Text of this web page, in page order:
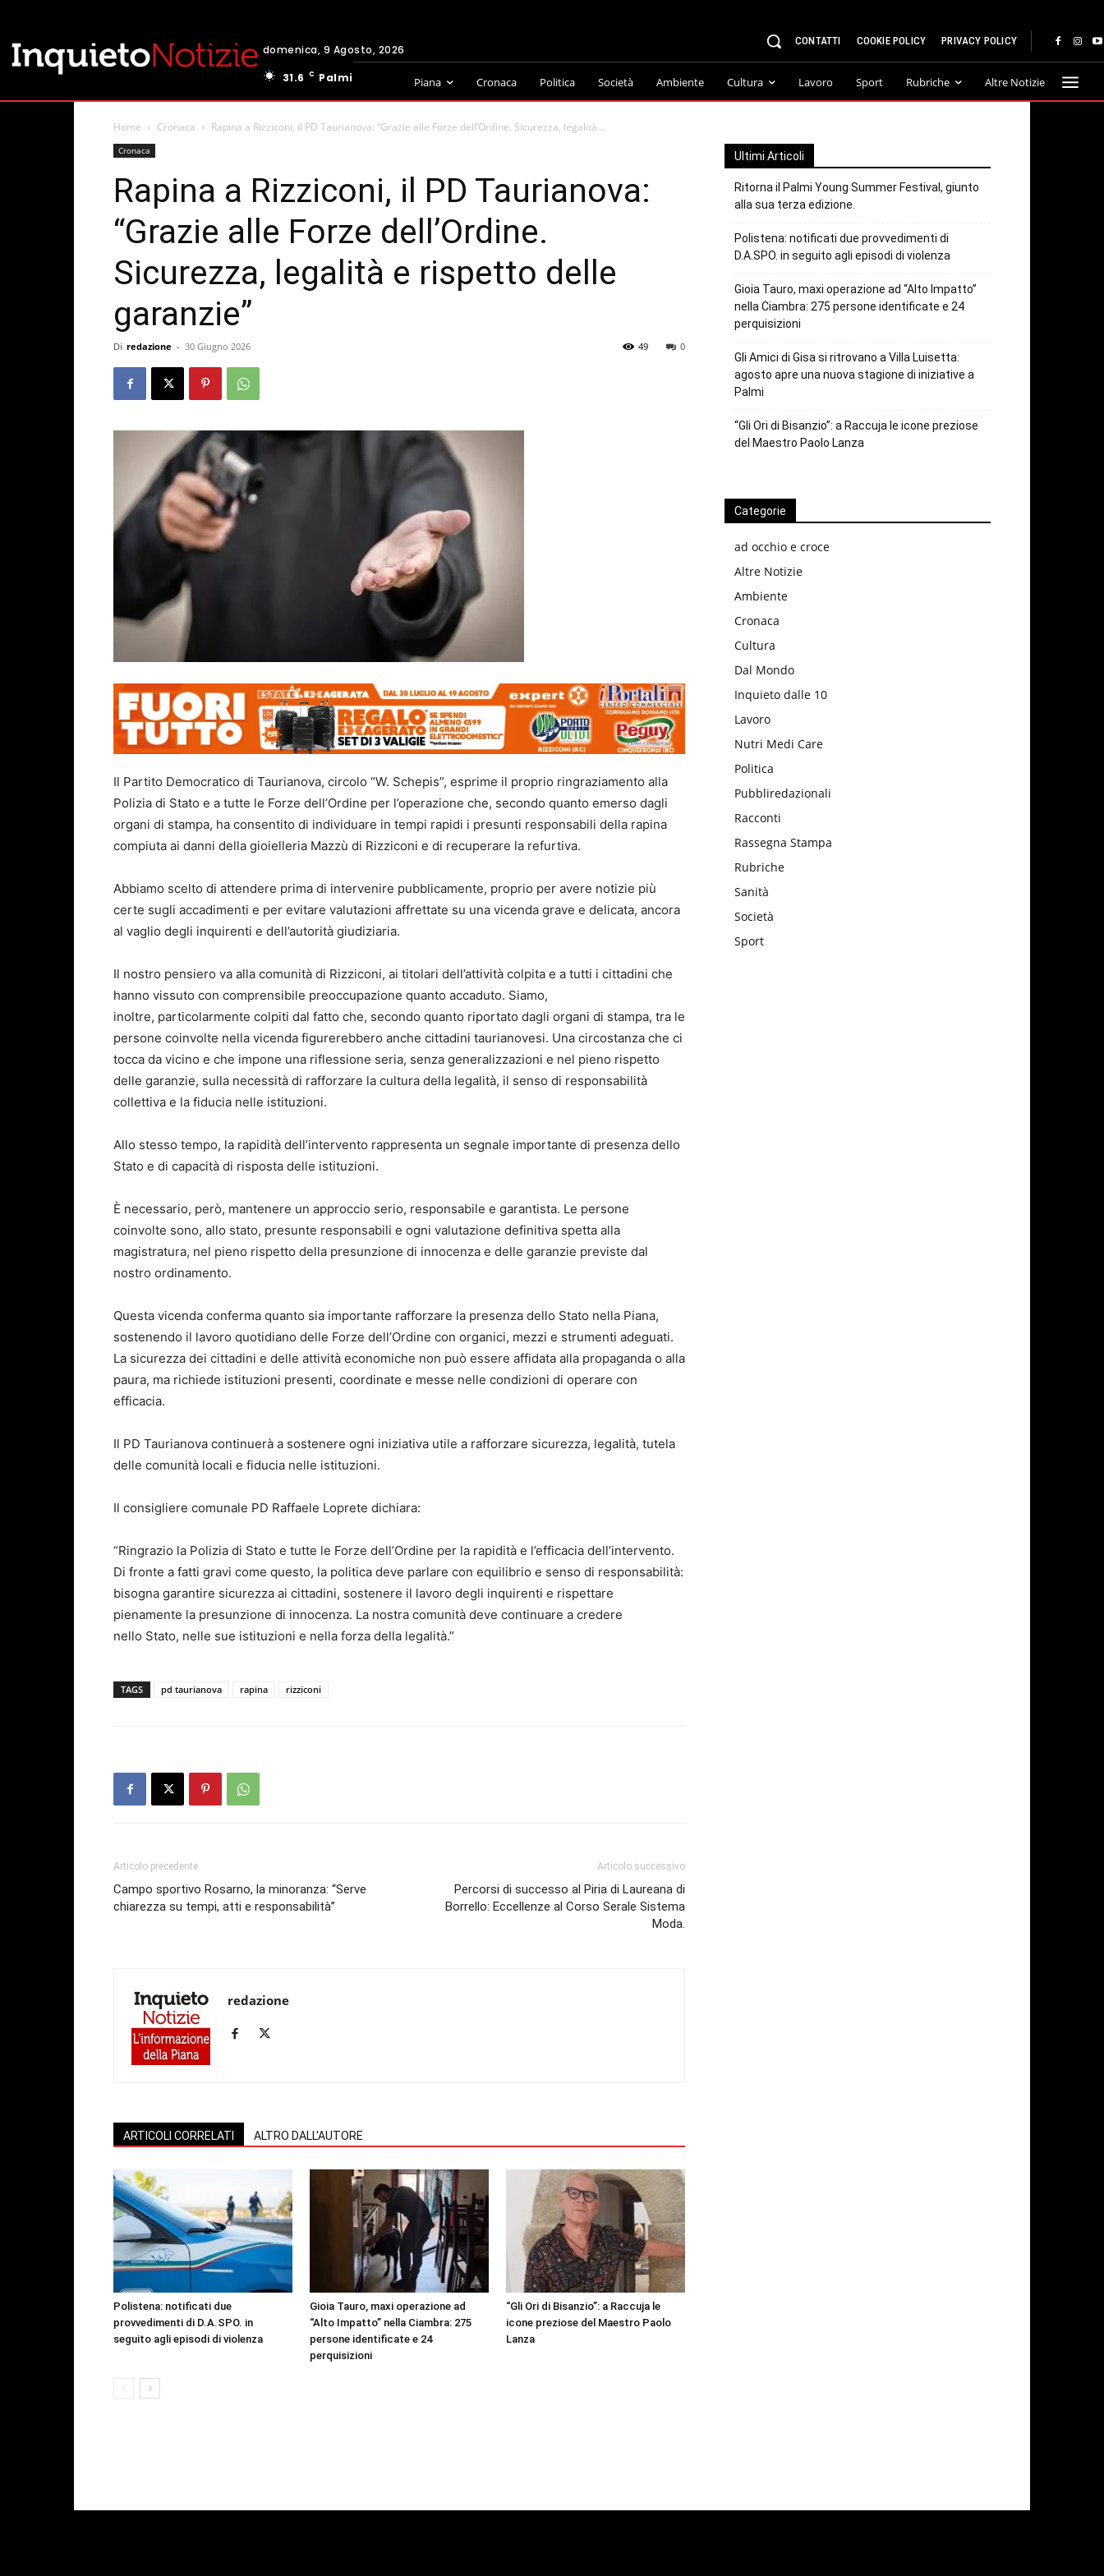
domenica, 9 Agosto, 2026
31.6
C Palmi
CONTATTI COOKIE POLICY PRIVACY POLICY
Piana Cronaca Politica Società Ambiente Cultura Lavoro Sport Rubriche Altre Notizie
Home Cronaca Rapina a Rizziconi, il PD Taurianova: “Grazie alle Forze dell’Ordine. Sicurezza, legalità...
Cronaca
Rapina a Rizziconi, il PD Taurianova:
“Grazie alle Forze dell’Ordine.
Sicurezza, legalità e rispetto delle
garanzie”
Di redazione - 30 Giugno 2026 0
49
Il Partito Democratico di Taurianova, circolo “W. Schepis”, esprime il proprio ringraziamento alla
Polizia di Stato e a tutte le Forze dell’Ordine per l’operazione che, secondo quanto emerso dagli
organi di stampa, ha consentito di individuare in tempi rapidi i presunti responsabili della rapina
compiuta ai danni della gioielleria Mazzù di Rizziconi e di recuperare la refurtiva.
Abbiamo scelto di attendere prima di intervenire pubblicamente, proprio per avere notizie più
certe sugli accadimenti e per evitare valutazioni affrettate su una vicenda grave e delicata, ancora
al vaglio degli inquirenti e dell’autorità giudiziaria.
Il nostro pensiero va alla comunità di Rizziconi, ai titolari dell’attività colpita e a tutti i cittadini che
hanno vissuto con comprensibile preoccupazione quanto accaduto. Siamo,
inoltre, particolarmente colpiti dal fatto che, secondo quanto riportato dagli organi di stampa, tra le
persone coinvolte nella vicenda figurerebbero anche cittadini taurianovesi. Una circostanza che ci
tocca da vicino e che impone una riflessione seria, senza generalizzazioni e nel pieno rispetto
delle garanzie, sulla necessità di rafforzare la cultura della legalità, il senso di responsabilità
collettiva e la fiducia nelle istituzioni.
Allo stesso tempo, la rapidità dell’intervento rappresenta un segnale importante di presenza dello
Stato e di capacità di risposta delle istituzioni.
È necessario, però, mantenere un approccio serio, responsabile e garantista. Le persone
coinvolte sono, allo stato, presunte responsabili e ogni valutazione definitiva spetta alla
magistratura, nel pieno rispetto della presunzione di innocenza e delle garanzie previste dal
nostro ordinamento.
Questa vicenda conferma quanto sia importante rafforzare la presenza dello Stato nella Piana,
sostenendo il lavoro quotidiano delle Forze dell’Ordine con organici, mezzi e strumenti adeguati.
La sicurezza dei cittadini e delle attività economiche non può essere affidata alla propaganda o alla
paura, ma richiede istituzioni presenti, coordinate e messe nelle condizioni di operare con
efficacia.
Il PD Taurianova continuerà a sostenere ogni iniziativa utile a rafforzare sicurezza, legalità, tutela
delle comunità locali e fiducia nelle istituzioni.
Il consigliere comunale PD Raffaele Loprete dichiara:
“Ringrazio la Polizia di Stato e tutte le Forze dell’Ordine per la rapidità e l’efficacia dell’intervento.
Di fronte a fatti gravi come questo, la politica deve parlare con equilibrio e senso di responsabilità:
bisogna garantire sicurezza ai cittadini, sostenere il lavoro degli inquirenti e rispettare
pienamente la presunzione di innocenza. La nostra comunità deve continuare a credere
nello Stato, nelle sue istituzioni e nella forza della legalità.”
TAGS pd taurianova rapina rizziconi
Articolo precedente
Campo sportivo Rosarno, la minoranza: “Serve
chiarezza su tempi, atti e responsabilità”
Articolo successivo
Percorsi di successo al Piria di Laureana di
Borrello: Eccellenze al Corso Serale Sistema
Moda.
redazione
ARTICOLI CORRELATI ALTRO DALL'AUTORE
Polistena: notificati due
provvedimenti di D.A.SPO. in
seguito agli episodi di violenza
Gioia Tauro, maxi operazione ad
“Alto Impatto” nella Ciambra: 275
persone identificate e 24
perquisizioni
“Gli Ori di Bisanzio”: a Raccuja le
icone preziose del Maestro Paolo
Lanza
Ultimi Articoli
Ritorna il Palmi Young Summer Festival, giunto
alla sua terza edizione.
Polistena: notificati due provvedimenti di
D.A.SPO. in seguito agli episodi di violenza
Gioia Tauro, maxi operazione ad “Alto Impatto”
nella Ciambra: 275 persone identificate e 24
perquisizioni
Gli Amici di Gisa si ritrovano a Villa Luisetta:
agosto apre una nuova stagione di iniziative a
Palmi
“Gli Ori di Bisanzio”: a Raccuja le icone preziose
del Maestro Paolo Lanza
Categorie
ad occhio e croce
Altre Notizie
Ambiente
Cronaca
Cultura
Dal Mondo
Inquieto dalle 10
Lavoro
Nutri Medi Care
Politica
Pubbliredazionali
Racconti
Rassegna Stampa
Rubriche
Sanità
Società
Sport